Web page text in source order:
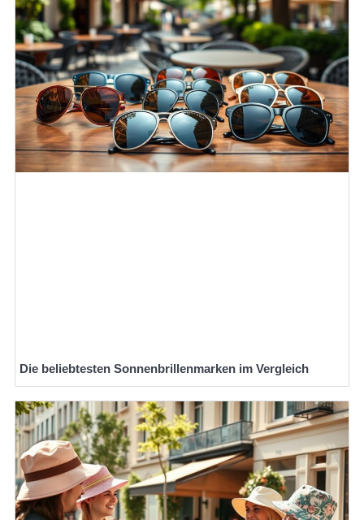
Die beliebtesten Sonnenbrillenmarken im Vergleich